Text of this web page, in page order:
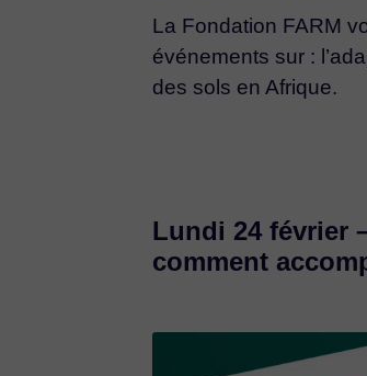
La Fondation FARM
événements sur :
des sols en Afrique.
Lundi 24 février
comment